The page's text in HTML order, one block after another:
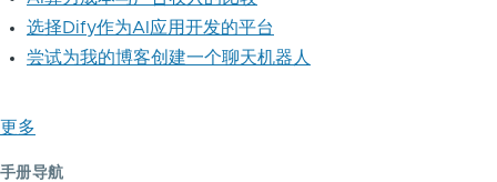
选择Dify作为AI应用开发的平台
尝试为我的博客创建一个聊天机器人
更多
手册导航